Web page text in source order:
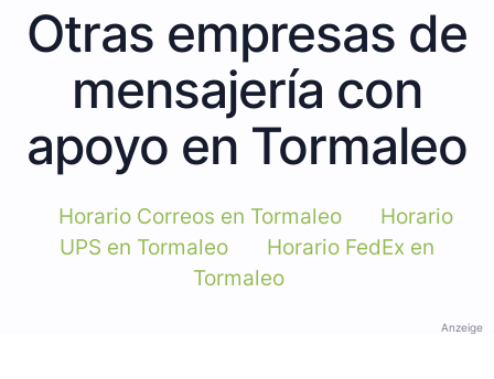
Otras empresas de
mensajería con
apoyo en Tormaleo
Horario Correos en Tormaleo
Horario
UPS en Tormaleo
Horario FedEx en
Tormaleo
Anzeige